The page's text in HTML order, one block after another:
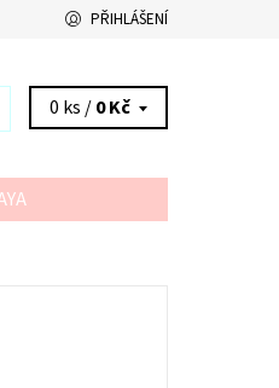
PŘIHLÁŠENÍ
0 ks /0 Kč